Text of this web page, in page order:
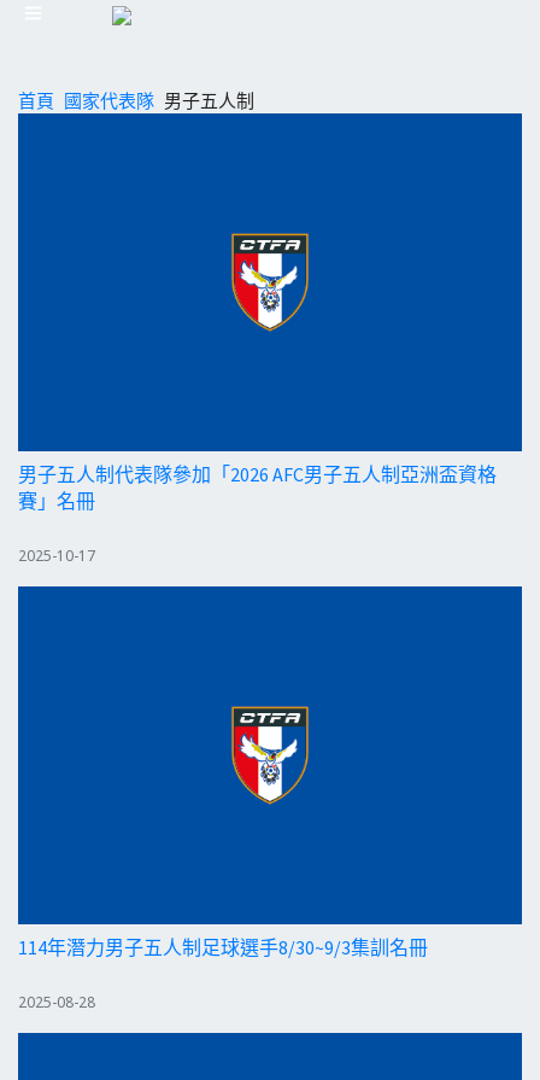
首頁 國家代表隊 男子五人制
男子五人制代表隊參加「2026 AFC男子五人制亞洲盃資格
賽」名冊
2025-10-17
114年潛力男子五人制足球選手8/30~9/3集訓名冊
2025-08-28